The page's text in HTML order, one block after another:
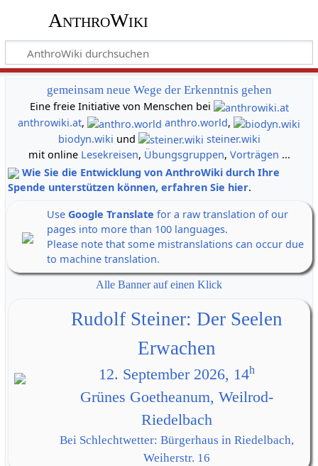
AnthroWiki
gemeinsam neue Wege der Erkenntnis gehen
Eine freie Initiative von Menschen bei
anthrowiki.at, anthro.world,
biodyn.wiki und
steiner.wiki
mit online Lesekreisen, Übungsgruppen, Vorträgen ...
Wie Sie die Entwicklung von AnthroWiki durch Ihre
Spende unterstützen können, erfahren Sie hier.
Use Google Translate for a raw translation of our
pages into more than 100 languages.
Please note that some mistranslations can occur due
to machine translation.
Alle Banner auf einen Klick
Rudolf Steiner: Der Seelen
Erwachen
12. September 2026, 14h
Grünes Goetheanum, Weilrod-
Riedelbach
Bei Schlechtwetter: Bürgerhaus in Riedelbach,
Weiherstr. 16